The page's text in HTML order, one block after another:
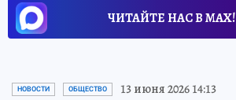
ЧИТАЙТЕ НАС В МАХ!
НОВОСТИ ОБЩЕСТВО 13 июня 2026 14:13